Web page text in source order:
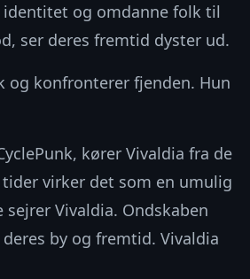
og omdanne folk til
ser deres fremtid dyster ud.
konfronterer fjenden. Hun
kører Vivaldia fra de
virker det som en umulig
Vivaldia. Ondskaben
by og fremtid. Vivaldia